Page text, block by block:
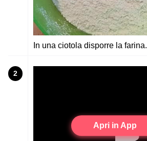
In una ciotola disporre la farina.
2
Apri in App